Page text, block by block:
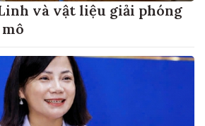
và vật liệu giải phóng